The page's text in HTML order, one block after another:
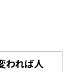
われば人